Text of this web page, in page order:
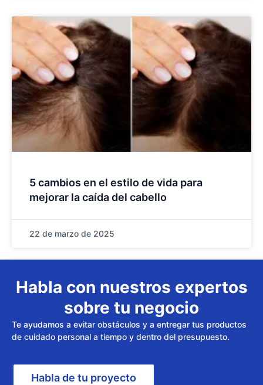
5 cambios en el estilo de vida para
mejorar la caída del cabello
22 de marzo de 2025
Habla con nuestros expertos
sobre tu negocio
Te ayudamos a evitar obstáculos y a entregar tus productos
de cuidado personal a tiempo y dentro del presupuesto.
Habla de tu proyecto